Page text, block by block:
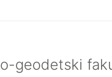
geodetski